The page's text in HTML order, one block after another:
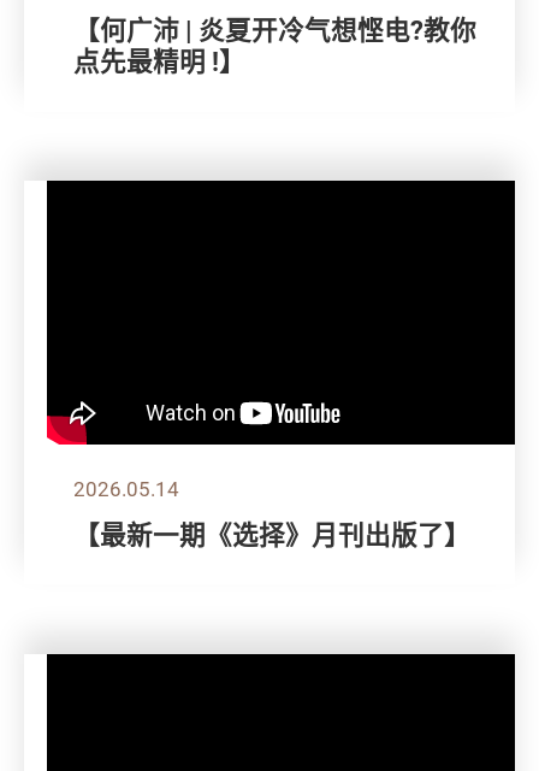
【何广沛 | 炎夏开冷气想悭电?教你
点先最精明 !】
2026.05.14
【最新一期《选择》月刊出版了】